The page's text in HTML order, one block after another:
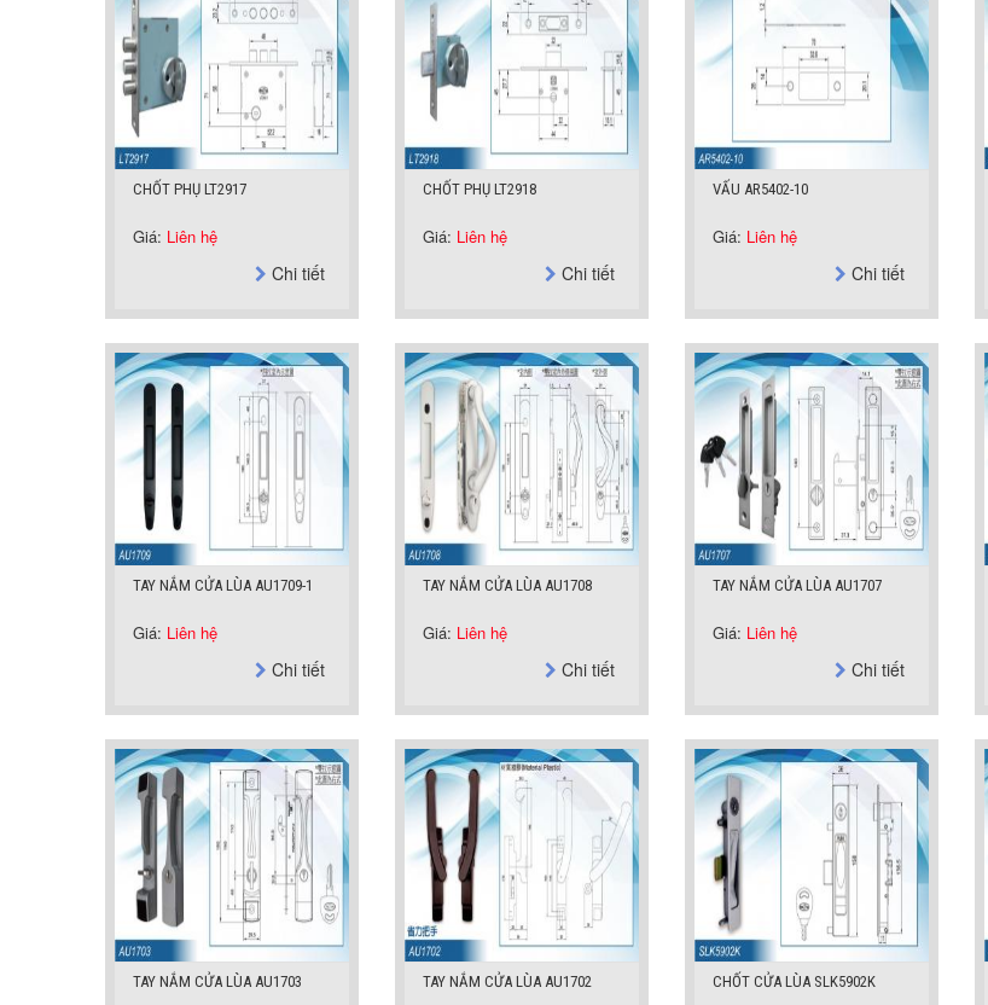
CHỐT PHỤ LT2917
Giá: Liên hệ
Chi tiết
CHỐT PHỤ LT2918
Giá: Liên hệ
Chi tiết
VẤU AR5402-10
Giá: Liên hệ
Chi tiết
TAY NẮM CỬA LÙA AU1709-1
Giá: Liên hệ
Chi tiết
TAY NẮM CỬA LÙA AU1708
Giá: Liên hệ
Chi tiết
TAY NẮM CỬA LÙA AU1707
Giá: Liên hệ
Chi tiết
TAY NẮM CỬA LÙA AU1703 TAY NẮM CỬA LÙA AU1702 CHỐT CỬA LÙA SLK5902K